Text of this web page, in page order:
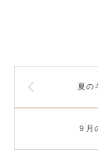
夏の
９月